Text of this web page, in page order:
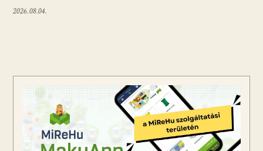
2026.08.04.